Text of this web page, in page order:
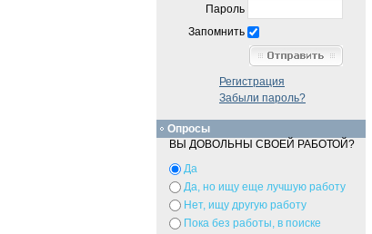
Пароль
Запомнить
Регистрация
Забыли пароль?
Опросы
ВЫ ДОВОЛЬНЫ СВОЕЙ РАБОТОЙ?
Да
Да, но ищу еще лучшую работу
Нет, ищу другую работу
Пока без работы, в поиске